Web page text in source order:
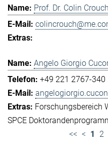
Prof. Dr. Colin Crouch
Angelo Giorgio
+49 221 2767-340
Forschungsbereich
SPCE
<< < 1 2